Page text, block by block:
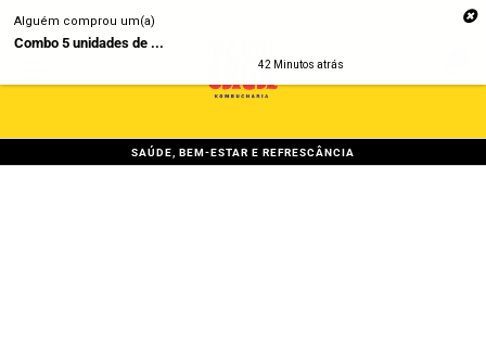
para
conteúdo
Alguém comprou um(a)
Combo 5 unidades de ...
42 Minutos atrás
SAÚDE, BEM-ESTAR E REFRESCÂNCIA